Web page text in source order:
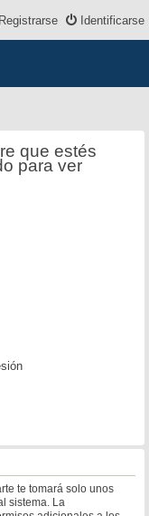
Identificarse
Registrarse
que estés
para ver
te tomará solo unos
sistema. La